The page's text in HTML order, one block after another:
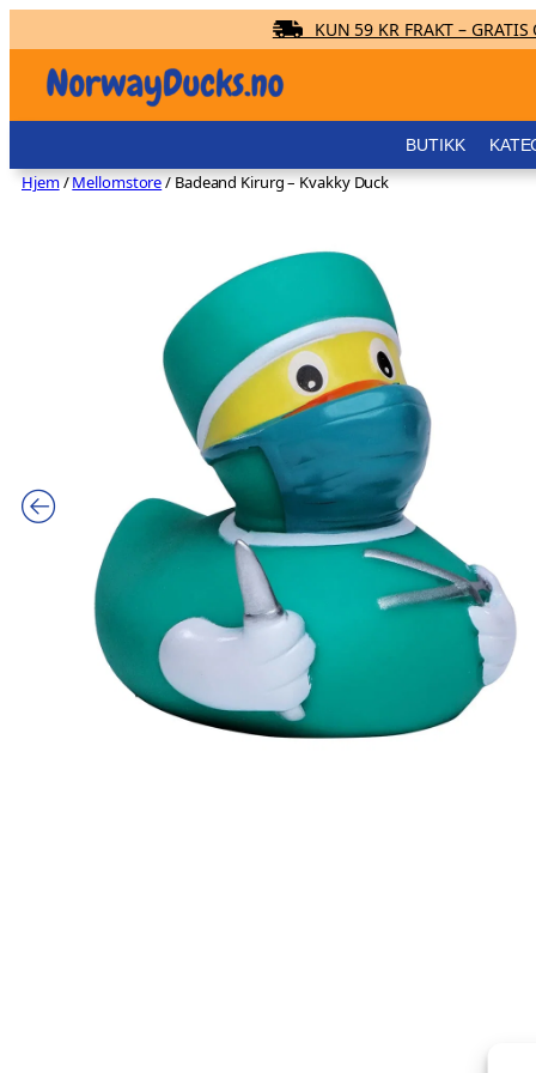
innhold
KUN 59 KR FRAKT – GRATIS
BUTIKK
Hjem/Mellomstore/ Badeand Kirurg – Kvakky Duck